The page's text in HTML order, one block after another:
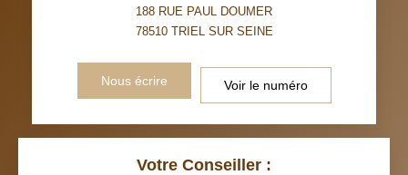
188 RUE PAUL DOUMER
78510 TRIEL SUR SEINE
Nous écrire Voir le numéro
Votre Conseiller :